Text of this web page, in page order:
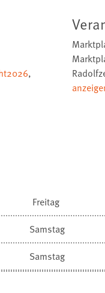
,
Freitag
Samstag
Samstag